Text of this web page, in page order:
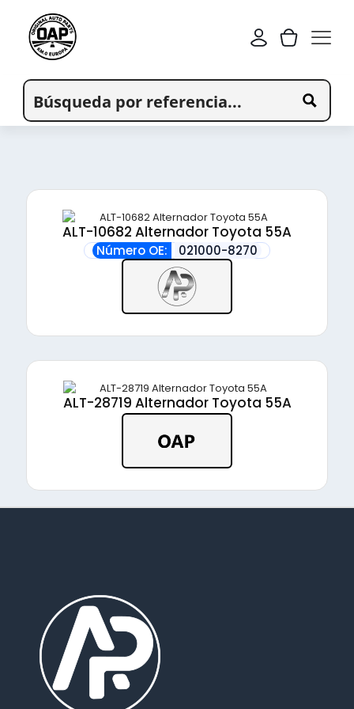
ALT-10682 Alternador Toyota 55A
Número OE: 021000-8270
ALT-28719 Alternador Toyota 55A